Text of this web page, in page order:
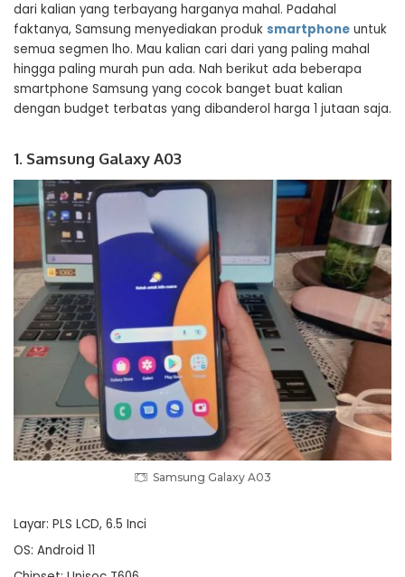
dari kalian yang terbayang harganya mahal. Padahal
faktanya, Samsung menyediakan produk smartphone untuk
semua segmen lho. Mau kalian cari dari yang paling mahal
hingga paling murah pun ada. Nah berikut ada beberapa
smartphone Samsung yang cocok banget buat kalian
dengan budget terbatas yang dibanderol harga 1 jutaan saja.
1. Samsung Galaxy A03
Samsung Galaxy A03
Layar: PLS LCD, 6.5 Inci
OS: Android 11